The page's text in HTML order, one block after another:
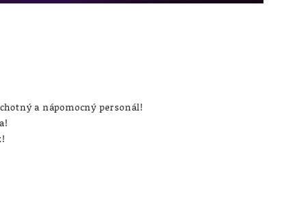
a nápomocný personál!